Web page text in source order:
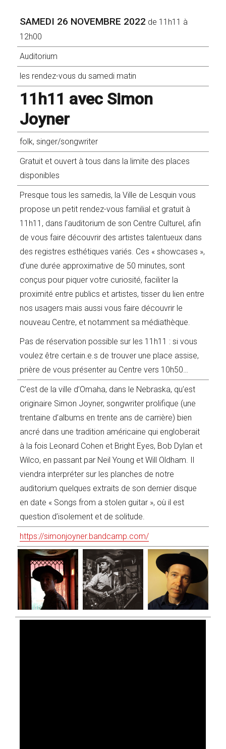
SAMEDI 26 NOVEMBRE 2022 de 11h11 à
12h00
Auditorium
les rendez-vous du samedi matin
11h11 avec Simon
Joyner
folk, singer/songwriter
Gratuit et ouvert à tous dans la limite des places
disponibles
Presque tous les samedis, la Ville de Lesquin vous
propose un petit rendez-vous familial et gratuit à
11h11, dans l’auditorium de son Centre Culturel, afin
de vous faire découvrir des artistes talentueux dans
des registres esthétiques variés. Ces « showcases »,
d’une durée approximative de 50 minutes, sont
conçus pour piquer votre curiosité, faciliter la
proximité entre publics et artistes, tisser du lien entre
nos usagers mais aussi vous faire découvrir le
nouveau Centre, et notamment sa médiathèque.
Pas de réservation possible sur les 11h11 : si vous
voulez être certain.e.s de trouver une place assise,
prière de vous présenter au Centre vers 10h50…
C’est de la ville d’Omaha, dans le Nebraska, qu’est
originaire Simon Joyner, songwriter prolifique (une
trentaine d’albums en trente ans de carrière) bien
ancré dans une tradition américaine qui engloberait
à la fois Leonard Cohen et Bright Eyes, Bob Dylan et
Wilco, en passant par Neil Young et Will Oldham. Il
viendra interpréter sur les planches de notre
auditorium quelques extraits de son dernier disque
en date « Songs from a stolen guitar », où il est
question d’isolement et de solitude.
https://simonjoyner.bandcamp.com/